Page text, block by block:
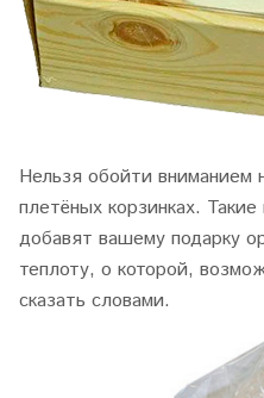
Нельзя обойти вниманием
плетёных корзинках.
добавят вашему подарку
теплоту, о которой,
сказать словами.